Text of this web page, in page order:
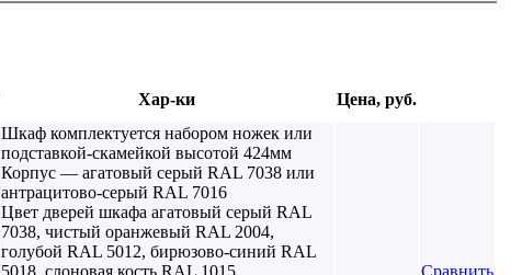
Хар-ки Цена, руб.
Шкаф комплектуется набором ножек или
подставкой-скамейкой высотой 424мм
Корпус — агатовый серый RAL 7038 или
антрацитово-серый RAL 7016
Цвет дверей шкафа агатовый серый RAL
7038, чистый оранжевый RAL 2004,
голубой RAL 5012, бирюзово-синий RAL
5018, слоновая кость RAL 1015.
Сравнить